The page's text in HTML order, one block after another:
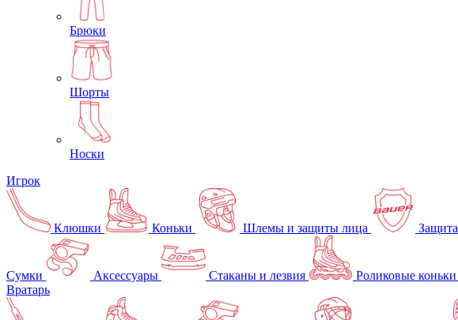
Брюки
Шорты
Носки
Игрок
Клюшки Коньки Шлемы и защиты лица Защита
Сумки Аксессуары Стаканы и лезвия Роликовые коньки
Вратарь